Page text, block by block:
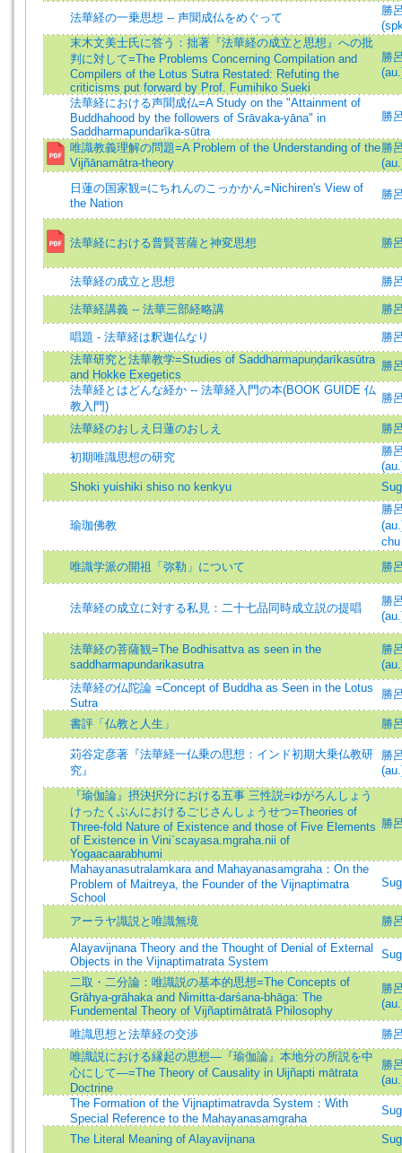
法華経の一乗思想 -- 声聞成仏をめぐって
勝
末木文美士氏に答う：拙著『法華経の成立と思想』への批
判に対して=The Problems Concerning Compilation and
Compilers of the Lotus Sutra Restated: Refuting the
criticisms put forward by Prof. Fumihiko Sueki
勝
法華経における声聞成仏=A Study on the "Attainment of
Buddhahood by the followers of Srāvaka-yāna" in
Saddharmapundarīka-sūtra
勝
唯識教義理解の問題=A Problem of the Understanding of the
Vijñānamātra-theory
勝
日蓮の国家観=にちれんのこっかかん=Nichiren's View of
the Nation
勝
法華経における普賢菩薩と神変思想 勝
法華経の成立と思想 勝
法華経講義 -- 法華三部経略講 勝
唱題 - 法華経は釈迦仏なり
勝
法華研究と法華教学=Studies of Saddharmapuṇḍarīkasūtra
and Hokke Exegetics
勝
法華経とはどんな経か -- 法華経入門の本(BOOK GUIDE 仏
教入門)
勝
法華経のおしえ日蓮のおしえ 勝
初期唯識思想の研究
勝
Shoki yuishiki shiso no kenkyu
瑜珈佛教
勝
唯識学派の開祖「弥勒」について
勝
法華経の成立に対する私見：二十七品同時成立説の提唱
勝
法華経の菩薩観=The Bodhisattva as seen in the
saddharmapundarikasutra
勝
法華経の仏陀論 =Concept of Buddha as Seen in the Lotus
Sutra
勝
書評「仏教と人生」 勝
苅谷定彦著『法華経一仏乗の思想：インド初期大乗仏教研
究』
勝
『瑜伽論』摂決択分における五事 三性説=ゆがろんしょう
けったくぶんにおけるごじさんしょうせつ=Theories of
Three-fold Nature of Existence and those of Five Elements
of Existence in Vini`scayasa.mgraha.nii of
Yogaacaarabhumi
勝
Mahayanasutralamkara and Mahayanasamgraha：On the
Problem of Maitreya, the Founder of the Vijnaptimatra
School
アーラヤ識説と唯識無境
勝
Alayavijnana Theory and the Thought of Denial of External
Objects in the Vijnaptimatrata System
二取・二分論：唯識説の基本的思想=The Concepts of
Grāhya-grāhaka and Nimitta-darśana-bhāga: The
Fundemental Theory of Vijñaptimātratā Philosophy
勝
唯識思想と法華経の交渉
勝
唯識説における縁起の思想―『瑜伽論』本地分の所説を中
心にして―=The Theory of Causality in Uijñapti mātrata
Doctrine
勝
The Formation of the Vijnaptimatravda System：With
Special Reference to the Mahayanasamgraha
The Literal Meaning of Alayavijnana